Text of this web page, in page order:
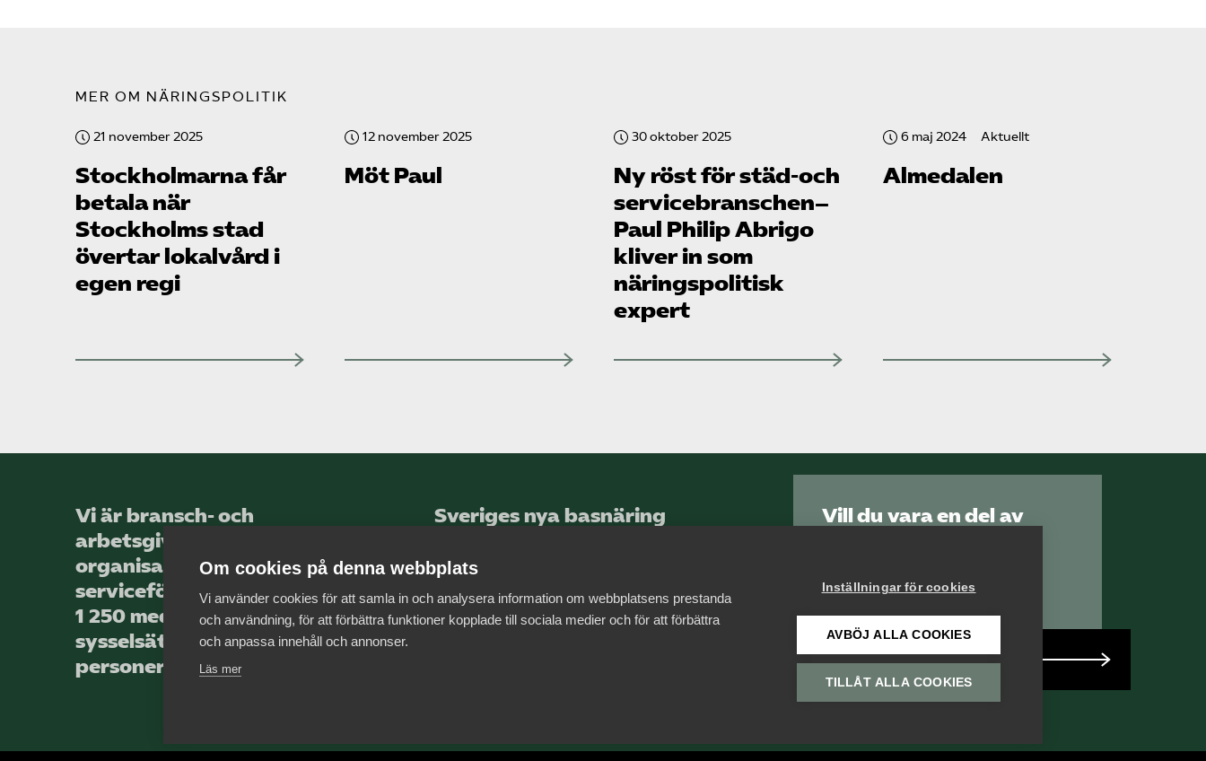
MER OM NÄRINGSPOLITIK
21 november 2025
Stockholmarna får
betala när
Stockholms stad
övertar lokalvård i
egen regi
12 november 2025
Möt Paul
30 oktober 2025
Ny röst för städ-och
service­branschen–
Paul Philip Abrigo
kliver in som
näringspolitisk
expert
6 maj 2024 Aktuellt
Almedalen
Vi är bransch- och
arbetsgivar­
organisationen för landets
service­företag, med totalt
1 250 medlems­företag som
sysselsätter över 44 000
personer.
Sveriges nya basnäring
integrationsmotor.
Läs mer om oss
Vill du vara en del av
Bli medlem
Om cookies på denna webbplats
Vi använder cookies för att samla in och analysera information om webbplatsens prestanda
och användning, för att förbättra funktioner kopplade till sociala medier och för att förbättra
och anpassa innehåll och annonser.
Läs mer
Inställningar för cookies
AVBÖJ ALLA COOKIES
TILLÅT ALLA COOKIES